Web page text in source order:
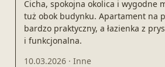
Cicha, spokojna okolica i wygodne
tuż obok budynku. Apartament na
bardzo praktyczny, a łazienka z
i funkcjonalna.
10.03.2026 · Inne